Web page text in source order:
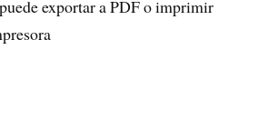
exportar a PDF o imprimir